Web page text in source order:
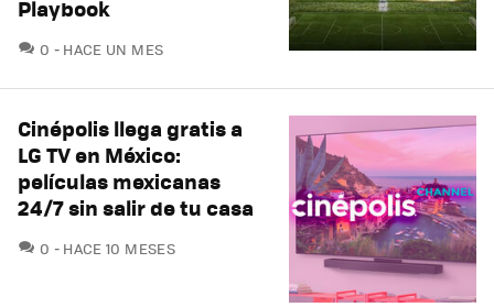
Playbook
0 COMENTARIOS
HACE UN MES
Cinépolis llega gratis a
LG TV en México:
películas mexicanas
24/7 sin salir de tu casa
0 COMENTARIOS
HACE 10 MESES